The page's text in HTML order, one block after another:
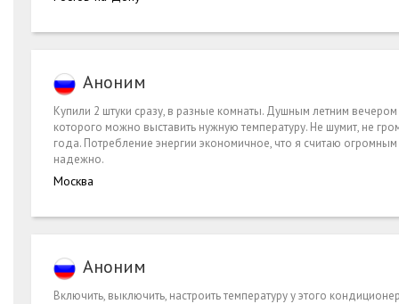
Аноним
Купили 2 штуки сразу, в разные комнаты. Душным летним
которого можно выставить нужную температуру. Не шумит, не
года. Потребление энергии экономичное, что я считаю
надежно.
Москва
Аноним
Включить, выключить, настроить температуру у этого